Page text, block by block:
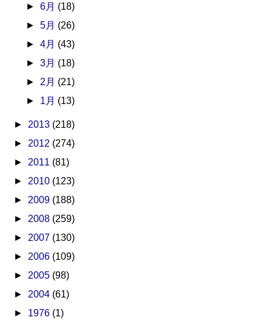
► 6月 (18)
► 5月 (26)
► 4月 (43)
► 3月 (18)
► 2月 (21)
► 1月 (13)
► 2013 (218)
► 2012 (274)
► 2011 (81)
► 2010 (123)
► 2009 (188)
► 2008 (259)
► 2007 (130)
► 2006 (109)
► 2005 (98)
► 2004 (61)
► 1976 (1)